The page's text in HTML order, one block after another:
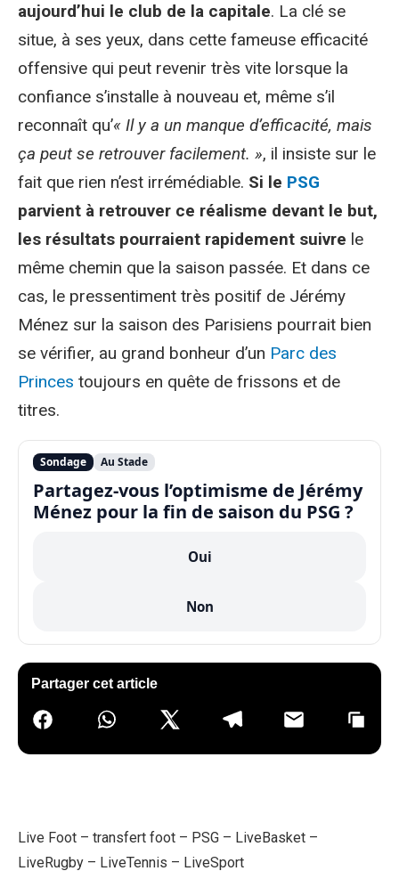
aujourd’hui le club de la capitale. La clé se
situe, à ses yeux, dans cette fameuse efficacité
offensive qui peut revenir très vite lorsque la
confiance s’installe à nouveau et, même s’il
reconnaît qu’« Il y a un manque d’efficacité, mais
ça peut se retrouver facilement. », il insiste sur le
fait que rien n’est irrémédiable. Si le PSG
parvient à retrouver ce réalisme devant le but,
les résultats pourraient rapidement suivre le
même chemin que la saison passée. Et dans ce
cas, le pressentiment très positif de Jérémy
Ménez sur la saison des Parisiens pourrait bien
se vérifier, au grand bonheur d’un Parc des
Princes toujours en quête de frissons et de
titres.
Sondage Au Stade
Partagez-vous l’optimisme de Jérémy
Ménez pour la fin de saison du PSG ?
Oui
Non
Partager cet article
Live Foot – transfert foot – PSG – LiveBasket –
LiveRugby – LiveTennis – LiveSport